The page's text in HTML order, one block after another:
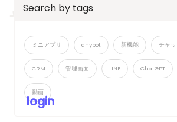
login
Search by tags
ミニアプリ anybot 新機能 チャ
CRM 管理画面 LINE ChatGPT
動画